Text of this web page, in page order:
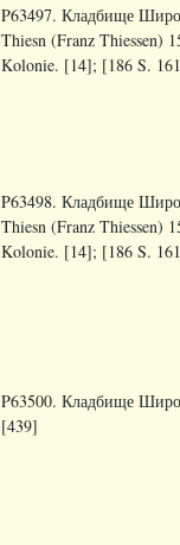
P63497. Кладбище
Thiesn (Franz Thiessen)
Kolonie. [14]; [186 S.
P63498. Кладбище
Thiesn (Franz Thiessen)
Kolonie. [14]; [186 S.
P63500. Кладбище
[439]